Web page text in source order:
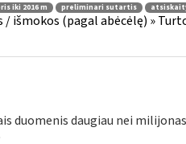
iki 2016 m preliminari sutartis
išmokos (pagal abėcėlę) »
duomenis daugiau nei